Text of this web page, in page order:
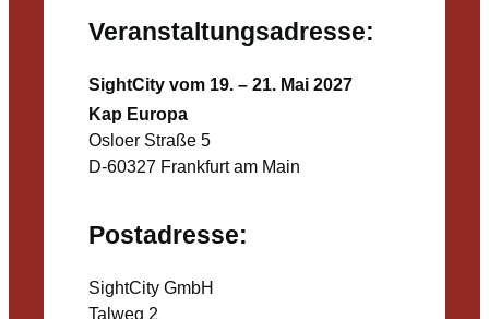
Veranstaltungsadresse:
SightCity vom 19. – 21. Mai 2027
Kap Europa
Osloer Straße 5
D-60327 Frankfurt am Main
Postadresse:
SightCity GmbH
Talweg 2